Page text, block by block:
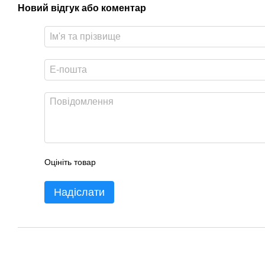
Новий відгук або коментар
Оцініть товар
Надіслати